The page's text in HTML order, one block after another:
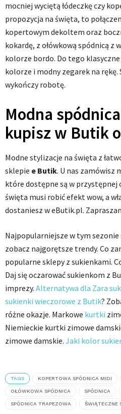
mocniej wyciętą łódeczkę czy
propozycja na święta, to
kopertowym dekoltem oraz
kokardę, z ołówkową spódnicą z
kolorze bordo. Do tego klasyczne
kolorze i modny zegarek na
wykończy robotę.
Modna
kupisz w Butik
Modne stylizacje na święta z
sklepie e Butik. U nas zamówisz
które dostępne są w przystępnej
święta musi robić efekt wow, a
dostaniesz w eButik.pl.
Najpopularniejsze w tym sezonie
zobacz najgorętsze trendy. Co
popularne sklepy z sukienkami.
Daj się oczarować sukienkom z
imprezy. Alternatywa dla Zara
sukienki wieczorowe z Butik?
różne okazje. Markowe kurtki
Niemieckie kurtki zimowe
zimowe damskie. Jaki kolor
TAGS KOPERTOWA SPÓDNICA MIDI
OŁÓWKOWA SPÓDNICA SPÓDNICA
SPÓDNICA TRAPEZOWA ŚWIĄTECZNE